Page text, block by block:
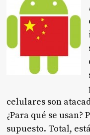
celulares son
¿Para qué se
supuesto. Total,